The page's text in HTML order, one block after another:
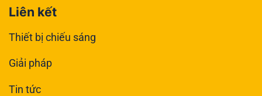
Liên kết
Thiết bị chiếu sáng
Giải pháp
Tin tức